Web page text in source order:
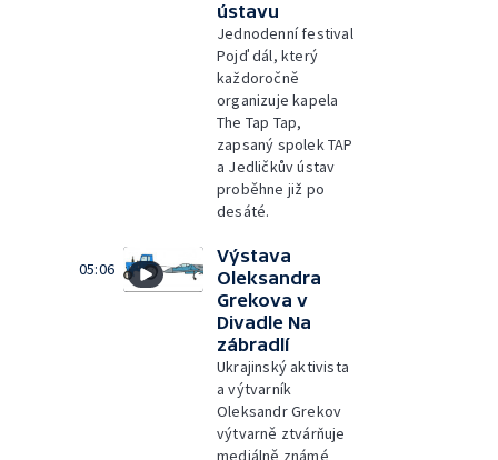
ústavu
Jednodenní festival
Pojď dál, který
každoročně
organizuje kapela
The Tap Tap,
zapsaný spolek TAP
a Jedličkův ústav
proběhne již po
desáté.
05:06
Výstava
Oleksandra
Grekova v
Divadle Na
zábradlí
Ukrajinský aktivista
a výtvarník
Oleksandr Grekov
výtvarně ztvárňuje
mediálně známé